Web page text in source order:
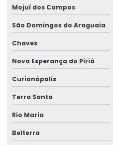
Mojuí dos Campos
São Domingos do Araguaia
Chaves
Nova Esperança do Piriá
Curionópolis
Terra Santa
Rio Maria
Belterra